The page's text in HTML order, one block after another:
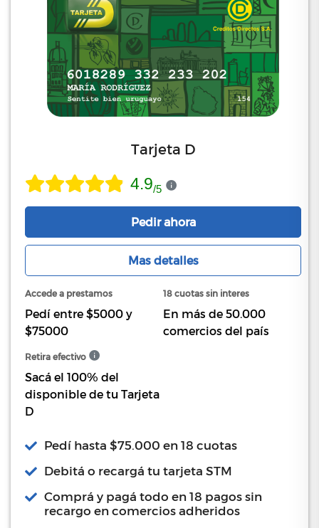
Tarjeta D
4.9/5
Pedir ahora
Mas detalles
Accede a prestamos
Pedí entre $5000 y
$75000
18 cuotas sin interes
En más de 50.000
comercios del país
Retira efectivo
Sacá el 100% del
disponible de tu Tarjeta
D
Pedí hasta $75.000 en 18 cuotas
Debitá o recargá tu tarjeta STM
Comprá y pagá todo en 18 pagos sin
recargo en comercios adheridos